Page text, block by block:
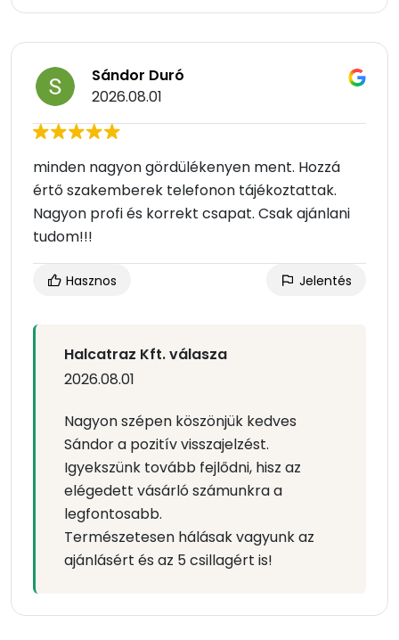
Sándor Duró
2026.08.01
minden nagyon gördülékenyen ment. Hozzá
értő szakemberek telefonon tájékoztattak.
Nagyon profi és korrekt csapat. Csak ajánlani
tudom!!!
Hasznos Jelentés
Halcatraz Kft. válasza
2026.08.01
Nagyon szépen köszönjük kedves
Sándor a pozitív visszajelzést.
Igyekszünk tovább fejlődni, hisz az
elégedett vásárló számunkra a
legfontosabb.
Természetesen hálásak vagyunk az
ajánlásért és az 5 csillagért is!